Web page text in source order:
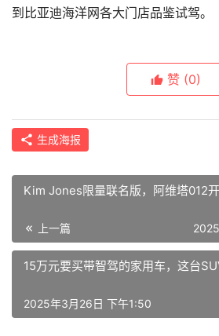
到比亚迪海洋网各大门店品鉴试驾。
赞 (0)
生成海报
Kim Jones限量联名版，阿维塔012
上一篇
15万元要买带智驾的家用车，这台
2025年3月26日 下午1:50